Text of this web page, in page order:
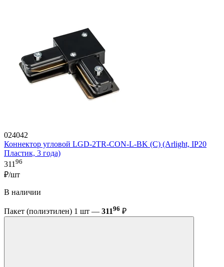
024042
Коннектор угловой LGD-2TR-CON-L-BK (C) (Arlight, IP20
Пластик, 3 года)
311 96
₽/шт
В наличии
Пакет (полиэтилен) 1 шт — 31196 ₽